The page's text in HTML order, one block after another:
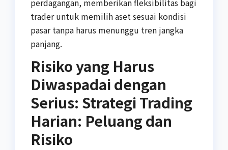
trader untuk memilih aset sesuai kondisi
pasar tanpa harus menunggu tren jangka
panjang.
Risiko yang Harus
Diwaspadai dengan
Serius: Strategi Trading
Harian: Peluang dan
Risiko